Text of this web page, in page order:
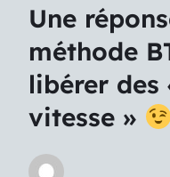
Une
méthode
libérer des
vitesse »